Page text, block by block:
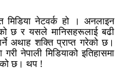
मिडिया नेटवर्क हो । अनलाइन
छ र यसले मानिसहरूलाई बढी
अथाह शक्ति प्राप्त गरेको छ।
नेपाली मिडियाको इतिहासमा
छ। थप !